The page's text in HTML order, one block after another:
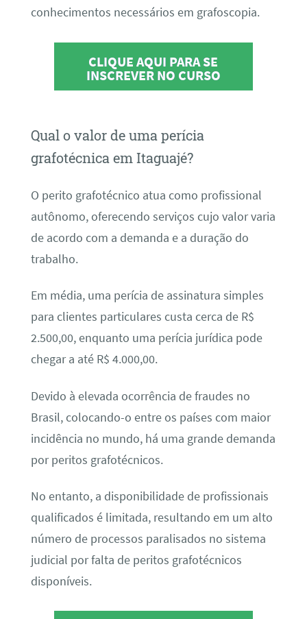
conhecimentos necessários em grafoscopia.
CLIQUE AQUI PARA SE
INSCREVER NO CURSO
Qual o valor de uma perícia
grafotécnica em Itaguajé?
O perito grafotécnico atua como profissional
autônomo, oferecendo serviços cujo valor varia
de acordo com a demanda e a duração do
trabalho.
Em média, uma perícia de assinatura simples
para clientes particulares custa cerca de R$
2.500,00, enquanto uma perícia jurídica pode
chegar a até R$ 4.000,00.
Devido à elevada ocorrência de fraudes no
Brasil, colocando-o entre os países com maior
incidência no mundo, há uma grande demanda
por peritos grafotécnicos.
No entanto, a disponibilidade de profissionais
qualificados é limitada, resultando em um alto
número de processos paralisados no sistema
judicial por falta de peritos grafotécnicos
disponíveis.